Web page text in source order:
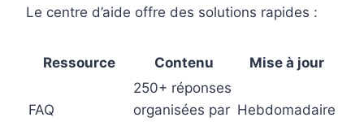
Le centre d’aide offre des solutions rapides :
Ressource Contenu Mise à jour
FAQ
250+ réponses
organisées par Hebdomadaire